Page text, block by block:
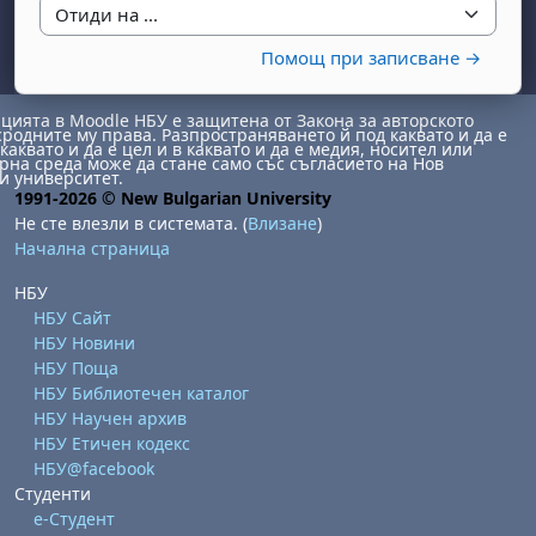
Отиди на ...
Помощ при записване →
в Moodle НБУ е защитена от Закона за авторското
му права. Разпространяването й под каквато и да е
и да е цел и в каквато и да е медия, носител или
среда може да стане само със съгласието на Нов
университет.
1991-2026 © New Bulgarian University
Не сте влезли в системата. (Влизане)
Начална страница
НБУ
НБУ Сайт
НБУ Новини
НБУ Поща
НБУ Библиотечен каталог
НБУ Научен архив
НБУ Етичен кодекс
НБУ@facebook
Студенти
е-Студент